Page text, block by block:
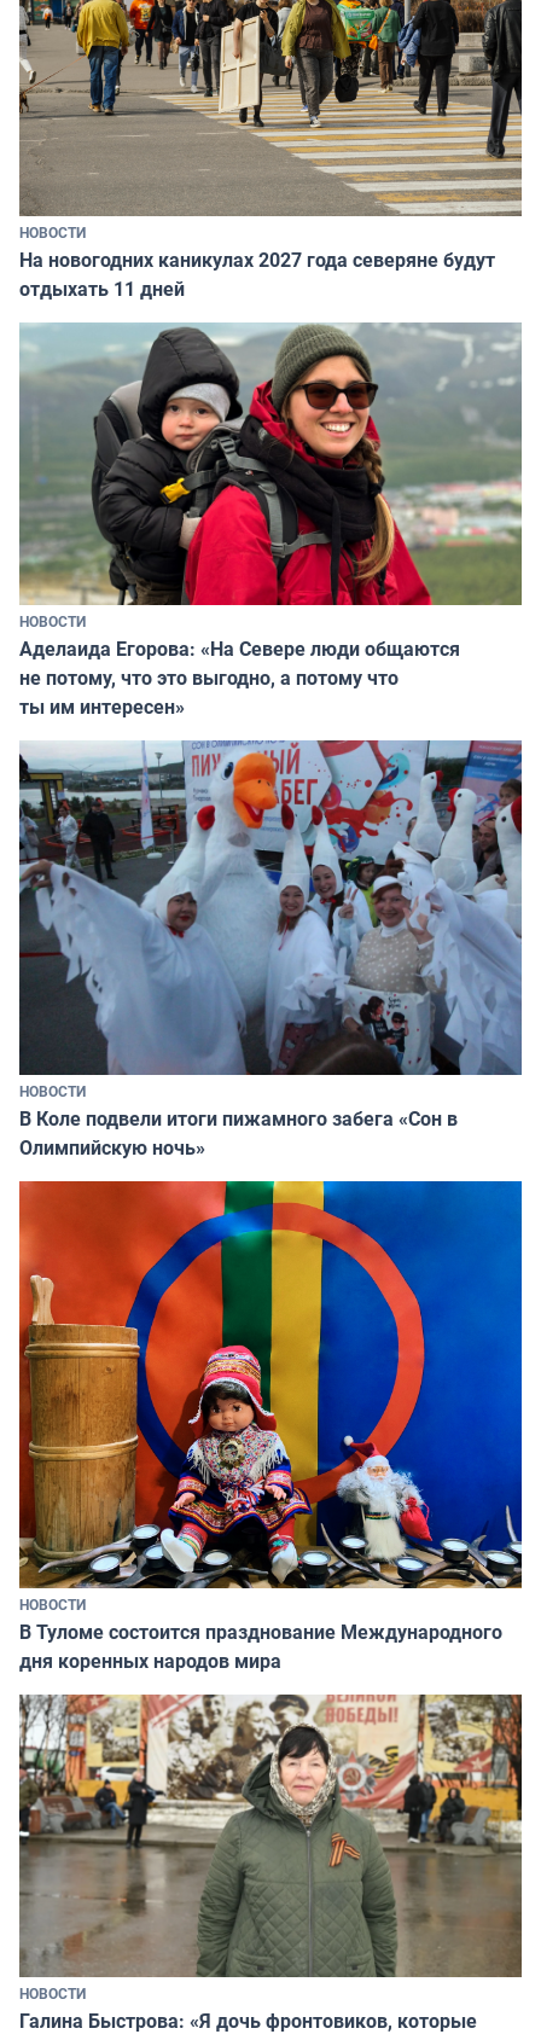
НОВОСТИ
На новогодних каникулах 2027 года северяне будут
отдыхать 11 дней
НОВОСТИ
Аделаида Егорова: «На Севере люди общаются
не потому, что это выгодно, а потому что
ты им интересен»
НОВОСТИ
В Коле подвели итоги пижамного забега «Сон в
Олимпийскую ночь»
НОВОСТИ
В Туломе состоится празднование Международного
дня коренных народов мира
НОВОСТИ
Галина Быстрова: «Я дочь фронтовиков, которые